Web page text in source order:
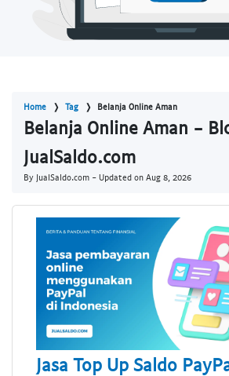
Home Tag Belanja Online Aman
Belanja Online Aman -
JualSaldo.com
By JualSaldo.com - Updated on Aug 8, 2026
Jasa Top Up Saldo